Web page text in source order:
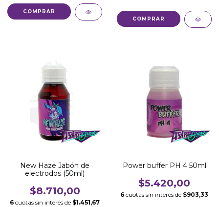
New Haze Jabón de
electrodos (50ml)
$8.710,00
6 cuotas sin interés de $1.451,67
Power buffer PH 4 50ml
$5.420,00
6 cuotas sin interés de $903,33